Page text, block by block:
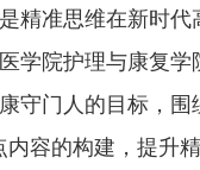
精准思维在新时
学院护理与康复
守门人的目标，
容的构建，提升